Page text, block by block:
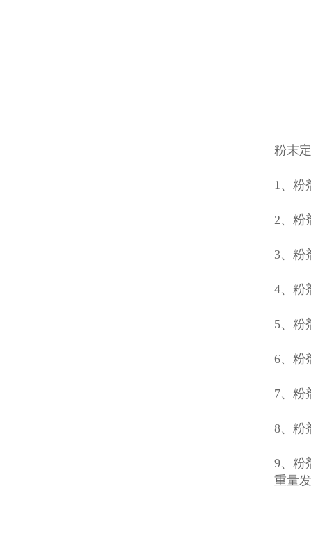
粉末
1、粉
2、粉
3、粉
4、粉
5、粉
6、粉
7、粉
8、粉
9、粉
重量